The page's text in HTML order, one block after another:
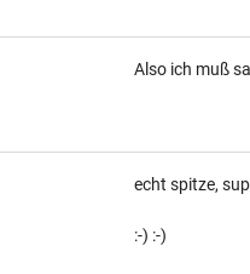
Also ich muß
echt spitze,
:-) :-)